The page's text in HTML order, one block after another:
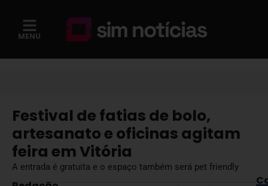
MENU
Festival de fatias de bolo,
artesanato e oficinas agitam
feira em Vitória
A entrada é gratuita e o espaço também será pet friendly